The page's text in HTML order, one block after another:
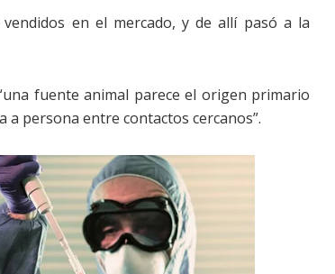
en el mercado, y de allí pasó a la
fuente animal parece el origen primario
persona entre contactos cercanos”.